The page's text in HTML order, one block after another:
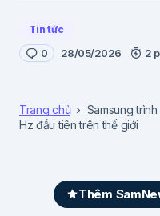
Tin tức
0 28/05/2026 2
Trang chủ
Samsung
Hz đầu tiên trên thế giới
Thêm